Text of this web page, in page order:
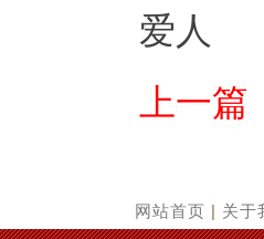
爱人
上一
网站首页 | 关于